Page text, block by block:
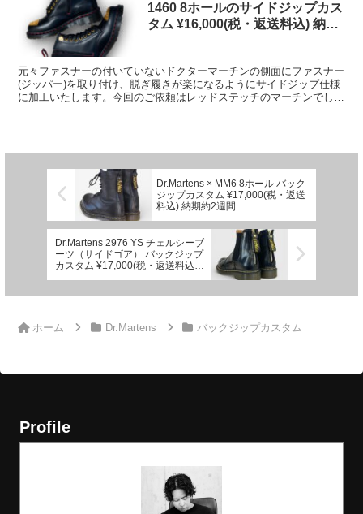
1460 8ホールのサイドジップカス
タム ¥16,000(税・返送料込) 納期
元々ファスナーの付いていないドクターマーチンの側面にファスナー
(ジッパー)を取り付け、脱ぎ履きが楽になるようにサイドジップ仕様
に加工いたします。今回のご依頼はレッドステッチのマーチンでし
Dr.Martens × MM6 8ホール バック
ジップカスタム ¥17,000(税・返送
料込) 納期約2週間
Dr.Martens 2976 YS チェルシーブ
ーツ（サイドゴア） バックジップ
カスタム ¥17,000(税・返送料込)
ホーム Dr.Martens バックジップカスタム
Profile